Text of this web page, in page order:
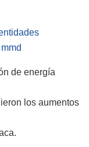
de energía
los aumentos